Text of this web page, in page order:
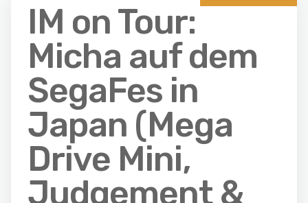
IM on Tour:
Micha auf dem
SegaFes in
Japan (Mega
Drive Mini,
Judgement &